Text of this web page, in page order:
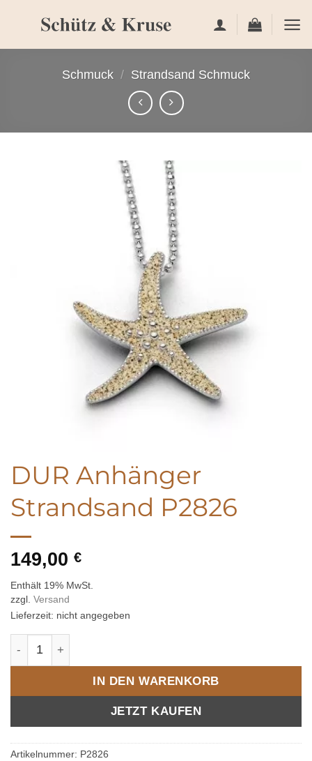
Schmuck / Strandsand Schmuck
DUR Anhänger
Strandsand P2826
149,00 €
Enthält 19% MwSt.
zzgl. Versand
Lieferzeit: nicht angegeben
IN DEN WARENKORB
JETZT KAUFEN
Artikelnummer: P2826